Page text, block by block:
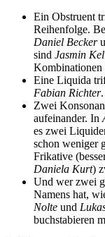
Ein Obstruent
Reihenfolge.
Daniel Becker
sind Jasmin
Kombinationen
Eine Liquida
Fabian Richter
Zwei
aufeinander. In
es zwei
schon weniger
Frikative
Daniela Kurt)
Und wer zwei
Namens hat,
Nolte und Luka
buchstabieren